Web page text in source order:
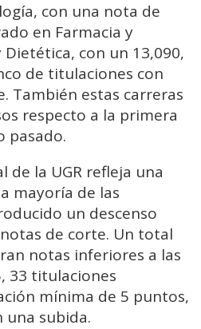
con una nota de
en Farmacia y
con un 13,090,
de titulaciones con
También estas carreras
respecto a la primera
pasado.
de la UGR refleja una
mayoría de las
un descenso
de corte. Un total
notas inferiores a las
33 titulaciones
mínima de 5 puntos,
una subida.